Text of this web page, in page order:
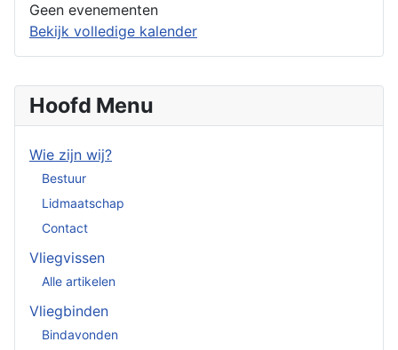
Hoofd Menu
Wie zijn wij?
Bestuur
Lidmaatschap
Contact
Vliegvissen
Alle artikelen
Vliegbinden
Bindavonden
Geen evenementen
Bekijk volledige kalender